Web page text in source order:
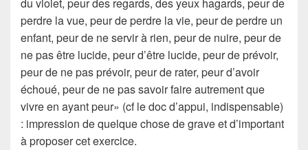
du violet, peur des regards, des yeux hagards, peur de
perdre la vue, peur de perdre la vie, peur de perdre un
enfant, peur de ne servir à rien, peur de nuire, peur de
ne pas être lucide, peur d’être lucide, peur de prévoir,
peur de ne pas prévoir, peur de rater, peur d’avoir
échoué, peur de ne pas savoir faire autrement que
vivre en ayant peur» (cf le doc d’appui, indispensable)
: impression de quelque chose de grave et d’important
à proposer cet exercice.